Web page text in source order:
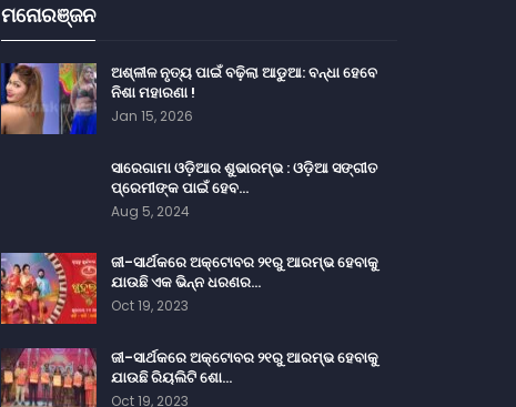
ମନୋରଞ୍ଜନ
ଅଶ୍ଳୀଳ ନୃତ୍ୟ ପାଇଁ ବଢ଼ିଲା ଆଡୁଆ: ବନ୍ଧା ହେବେ
ନିଶା ମହାରଣା !
Jan 15, 2026
ସାରେଗାମା ଓଡ଼ିଆର ଶୁଭାରମ୍ଭ : ଓଡ଼ିଆ ସଙ୍ଗୀତ
ପ୍ରେମୀଙ୍କ ପାଇଁ ହେବ…
Aug 5, 2024
ଜୀ-ସାର୍ଥକରେ ଅକ୍ଟୋବର ୨୧ରୁ ଆରମ୍ଭ ହେବାକୁ
ଯାଉଛି ଏକ ଭିନ୍ନ ଧରଣର…
Oct 19, 2023
ଜୀ-ସାର୍ଥକରେ ଅକ୍ଟୋବର ୨୧ରୁ ଆରମ୍ଭ ହେବାକୁ
ଯାଉଛି ରିୟଲିଟି ଶୋ…
Oct 19, 2023